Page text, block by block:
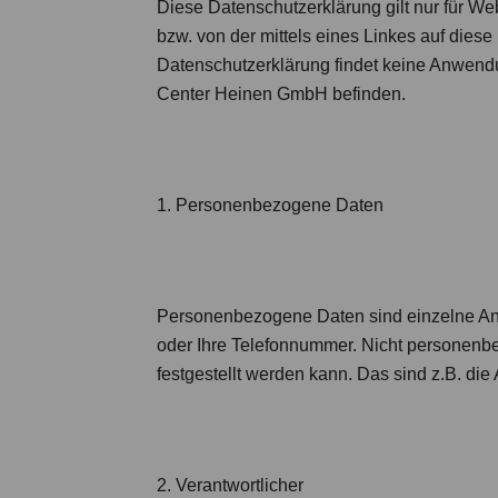
Diese Datenschutzerklärung gilt nur für
bzw. von der mittels eines Linkes auf
Datenschutzerklärung findet keine
Center Heinen GmbH befinden.
1. Personenbezogene Daten
Personenbezogene Daten sind einzelne
oder Ihre Telefonnummer. Nicht
festgestellt werden kann. Das sind z.B.
2. Verantwortlicher